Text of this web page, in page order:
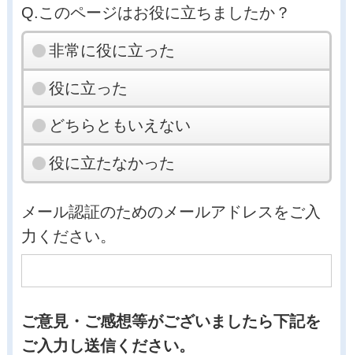
Q.このページはお役に立ちましたか？
非常に役に立った
役に立った
どちらともいえない
役に立たなかった
メール認証のためのメールアドレスをご入
力ください。
ご意見・ご感想等がございましたら下記を
ご入力し送信ください。